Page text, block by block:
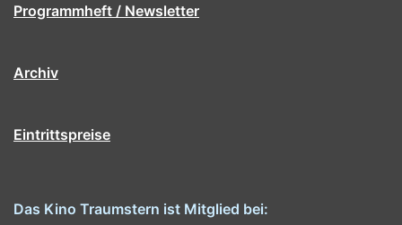
Programmheft / Newsletter
Archiv
Eintrittspreise
Das Kino Traumstern ist Mitglied bei: